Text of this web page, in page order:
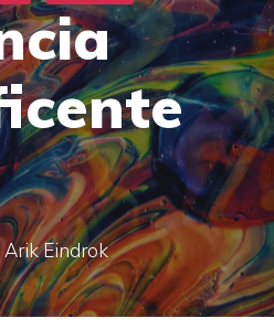
Arik Eindrok